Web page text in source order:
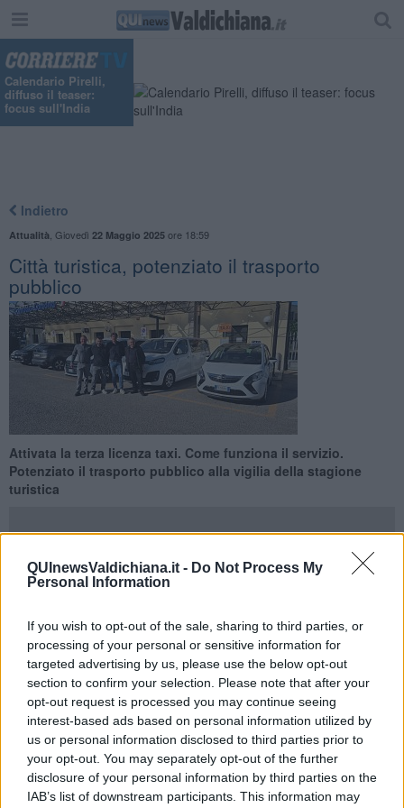
QUInewsValdichiana.it - Do Not Process My
Personal Information
If you wish to opt-out of the sale, sharing to third parties, or
processing of your personal or sensitive information for
targeted advertising by us, please use the below opt-out
section to confirm your selection. Please note that after your
opt-out request is processed you may continue seeing
interest-based ads based on personal information utilized by
us or personal information disclosed to third parties prior to
your opt-out. You may separately opt-out of the further
disclosure of your personal information by third parties on the
IAB’s list of downstream participants. This information may
Calendario Pirelli,
diffuso il teaser:
focus sull'India
Indietro
Attualità Giovedì 22 Maggio 2025ore 18:59
Città turistica, potenziato il trasporto
pubblico
​Attivata la terza licenza taxi. Come funziona il servizio.
Potenziato il trasporto pubblico alla vigilia della stagione
turistica
ha emanato la terza licenza per il servizio taxi a Cortona.Salgono
quindi a tre le vetture operative nel territorio comunale, che
operano in rete, come previsto dalla normativa.
Alla vigilia dell’apertura della stagione turistica l’assessore alle
Attività produttive Paolo Rossi ha incontrato i professionisti che
portano avanti il servizio taxi: «Siamo lieti di vedere andare a
regime un’iniziativa progettata nel passato mandato amministrativo
ha dichiarato Rossi- ringrazio l’ufficio Suap, la collaborazione
dell’assessore ai Trasporti, Silvia Spensierati e ovviamente i tre
professionisti che quotidianamente sono al lavoro per offrire un